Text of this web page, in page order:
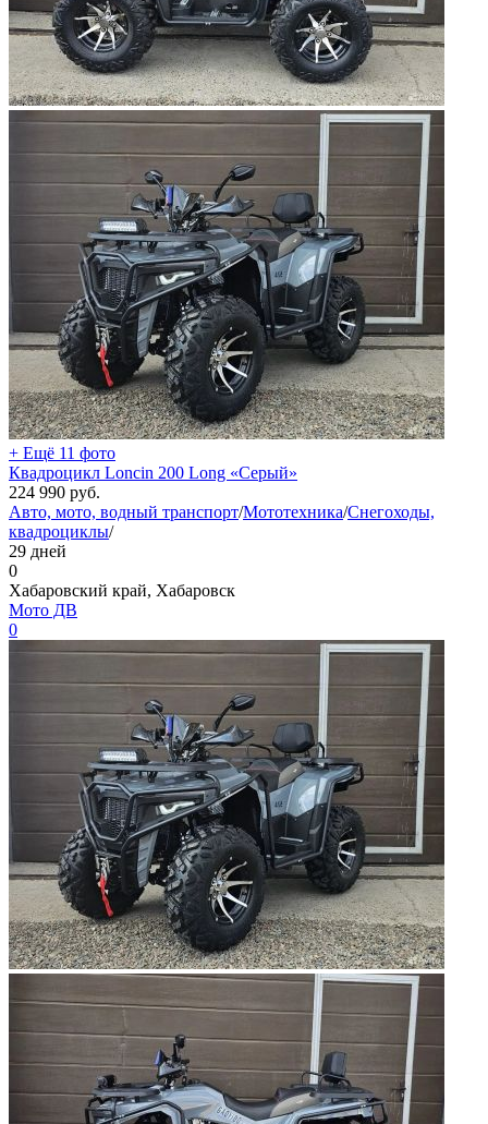
+ Ещё 11 фото
Квадроцикл Loncin 200 Long «Серый»
224 990 руб.
Авто, мото, водный транспорт/Мототехника/Снегоходы,
квадроциклы/
29 дней
0
Хабаровский край, Хабаровск
Мото ДВ
0